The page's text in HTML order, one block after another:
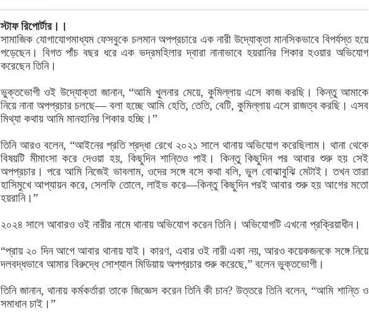
স্টাফ রিপোর্টার।।
সামাজিক যোগাযোগমাধ্যম ফেসবুকে চলমান অপপ্রচারে এক নারী উদ্যোক্তা মানসিকভাবে বিপর্যস্ত হয়ে
পড়েছেন। বিগত পাঁচ বছর ধরে এক ভদ্রমহিলার দ্বারা নানাভাবে হয়রানির শিকার হওয়ার অভিযোগ
করেছেন তিনি।
ভুক্তভোগী ওই উদ্যোক্তা জানান, “আমি খুলনার মেয়ে, কুমিল্লায় এসে কাজ করছি। কিন্তু আমাকে
নিয়ে নানা অপপ্রচার চলছে— বলা হচ্ছে আমি হেতি, তেতি, বেটি, কুমিল্লায় এসে রাজত্ব করছি। এসব
মিথ্যা কথায় আমি মানহানির শিকার হচ্ছি।”
তিনি আরও বলেন, “আইনের প্রতি শ্রদ্ধা রেখে ২০২১ সালে থানায় অভিযোগ করেছিলাম। থানা থেকে
বিষয়টি মীমাংসা করে দেওয়া হয়, কিছুদিন শান্তিও পাই। কিন্তু কিছুদিন পর আবার শুরু হয় সেই
অপপ্রচার। পরে আমি নিজেই ভাবলাম, ওদের সঙ্গে বসে কথা বলি, ভুল বোঝাবুঝি মেটাই। তখন তারা
হাসিমুখে আপ্যায়ন করে, সেলফি তোলে, লাইভ করে—কিন্তু কিছুদিন পরই আবার শুরু হয় আগের মতো
হয়রানি।”
২০২৪ সালে আবারও ওই নারীর নামে থানায় অভিযোগ করেন তিনি। অভিযোগটি এখনো প্রক্রিয়াধীন।
“প্রায় ২০ দিন আগে আবার থানায় যাই। কারণ, এবার ওই নারী একা নয়, আরও কয়েকজনকে সঙ্গে নিয়ে
দলবদ্ধভাবে আমার বিরুদ্ধে সোশ্যাল মিডিয়ায় অপপ্রচার শুরু করেছে,” বলেন ভুক্তভোগী।
তিনি জানান, থানায় কর্মকর্তারা তাকে জিজ্ঞেস করেন তিনি কী চান? উত্তরে তিনি বলেন, “আমি শান্তি ও
সমাধান চাই।”